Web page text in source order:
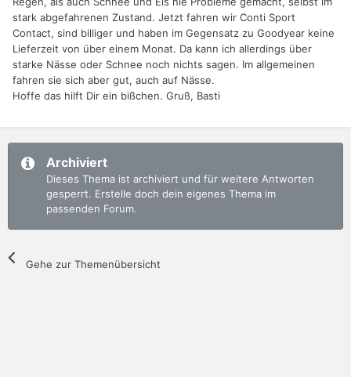
stark abgefahrenen Zustand. Jetzt fahren wir Conti Sport
Contact, sind billiger und haben im Gegensatz zu Goodyear keine
Lieferzeit von über einem Monat. Da kann ich allerdings über
starke Nässe oder Schnee noch nichts sagen. Im allgemeinen
fahren sie sich aber gut, auch auf Nässe.
Hoffe das hilft Dir ein bißchen. Gruß, Basti
Archiviert
Dieses Thema ist archiviert und für weitere Antworten
gesperrt. Erstelle doch dein eigenes Thema im
passenden Forum.
Gehe zur Themenübersicht